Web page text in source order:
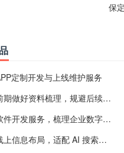
保
定制开发与上线维护服务
做好资料梳理，规避后续各类使用难题
发服务，梳理企业数字化落地常见难点
息布局，适配 AI 搜索需要留意这些要点